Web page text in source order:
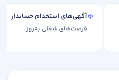
آگهی‌های استخدام حسابدار
فرصت‌های شغلی به‌روز